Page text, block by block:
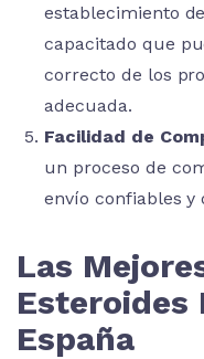
establecimiento
capacitado que
correcto de los
adecuada.
Facilidad de
un proceso de
envío confiables y
Las
Esteroides
España